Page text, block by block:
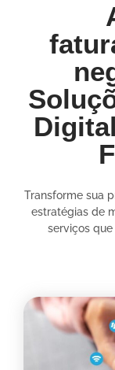
Transforme sua
estratégias de
serviços